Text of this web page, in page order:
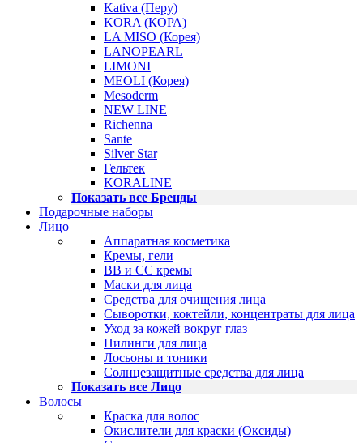
Kativa (Перу)
KORA (КОРА)
LA MISO (Корея)
LANOPEARL
LIMONI
MEOLI (Корея)
Mesoderm
NEW LINE
Richenna
Sante
Silver Star
Гельтек
KORALINE
Показать все Бренды
Подарочные наборы
Лицо
Аппаратная косметика
Кремы, гели
BB и CC кремы
Маски для лица
Средства для очищения лица
Сыворотки, коктейли, концентраты для лица
Уход за кожей вокруг глаз
Пилинги для лица
Лосьоны и тоники
Солнцезащитные средства для лица
Показать все Лицо
Волосы
Краска для волос
Окислители для краски (Оксиды)